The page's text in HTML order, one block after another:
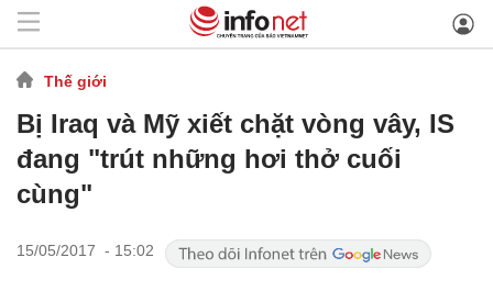
Thế giới
Bị Iraq và Mỹ xiết chặt vòng vây, IS
đang "trút những hơi thở cuối
cùng"
15/05/2017 - 15:02